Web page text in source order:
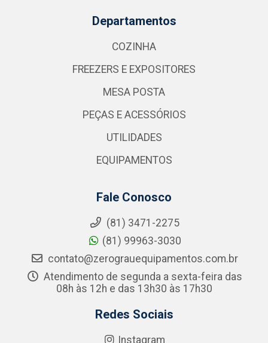
Departamentos
COZINHA
FREEZERS E EXPOSITORES
MESA POSTA
PEÇAS E ACESSÓRIOS
UTILIDADES
EQUIPAMENTOS
Fale Conosco
(81) 3471-2275
(81) 99963-3030
contato@zerograuequipamentos.com.br
Atendimento de segunda a sexta-feira das
08h às 12h e das 13h30 às 17h30
Redes Sociais
Instagram